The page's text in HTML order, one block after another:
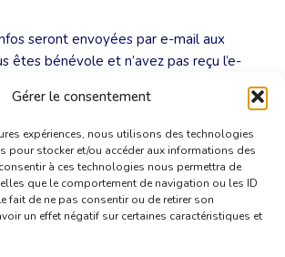
Gérer le consentement
expériences, nous utilisons des technologies
pour stocker et/ou accéder aux informations des
à ces technologies nous permettra de
que le comportement de navigation ou les ID
fait de ne pas consentir ou de retirer son
un effet négatif sur certaines caractéristiques et
seront envoyées par e-mail aux
êtes bénévole et n’avez pas reçu l’e-